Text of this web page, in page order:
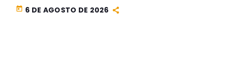
today 6 DE AGOSTO DE 2026